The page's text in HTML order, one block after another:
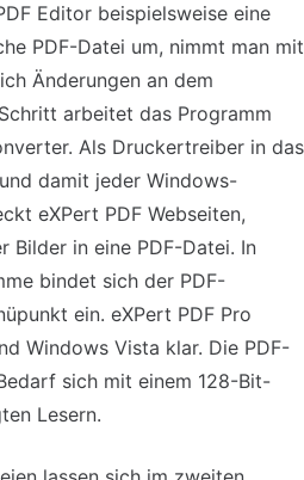
Editor beispielsweise eine
PDF-Datei um, nimmt man mit
Änderungen an dem
arbeitet das Programm
Als Druckertreiber in das
damit jeder Windows-
eXPert PDF Webseiten,
Bilder in eine PDF-Datei. In
bindet sich der PDF-
ein. eXPert PDF Pro
Windows Vista klar. Die PDF-
sich mit einem 128-Bit-
Lesern.